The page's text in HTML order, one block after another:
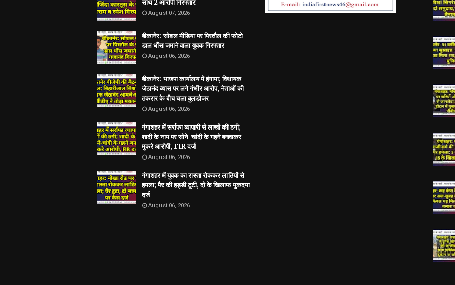
साथ 2 आरोपी गिरफ्तार
August 07, 2026
बीकानेर: सोशल मीडिया पर पिस्तौल की फोटो
डाल धौंस जमाने वाला युवक गिरफ्तार
August 06, 2026
बीकानेर: भाजपा कार्यालय में हंगामा; विधायक
जेठानंद व्यास पर लगे गंभीर आरोप, नेताओं की
तकरार के बीच चला बुलडोजर
August 06, 2026
गंगाशहर में सर्राफा व्यापारी से लाखों की ठगी;
शादी के नाम पर सोने-चांदी के गहने बनवाकर
मुकरे आरोपी, FIR दर्ज
August 06, 2026
गंगाशहर में युवक का रास्ता रोककर लाठियों से
हमला; पैर की हड्डी टूटी, दो के खिलाफ मुकदमा
दर्ज
August 06, 2026